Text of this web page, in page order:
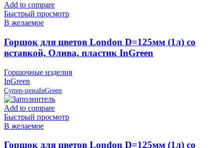
Add to compare
Быстрый просмотр
В желаемое
Горшок для цветов London D=125мм (1л) со
вставкой, Олива, пластик InGreen
Горшочные изделия
InGreen
Супер-ценаInGreen
Add to compare
Быстрый просмотр
В желаемое
Горшок для цветов London D=125мм (1л) со